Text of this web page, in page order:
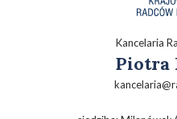
Kancelaria
Piotra